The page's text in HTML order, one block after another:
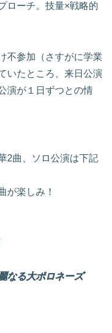
ローチ。技量×戦略的
不参加（さすがに学業
いたところ、来日公演
演が１日ずつとの情
2曲、ソロ公演は下記
が楽しみ！
なる大ポロネーズ